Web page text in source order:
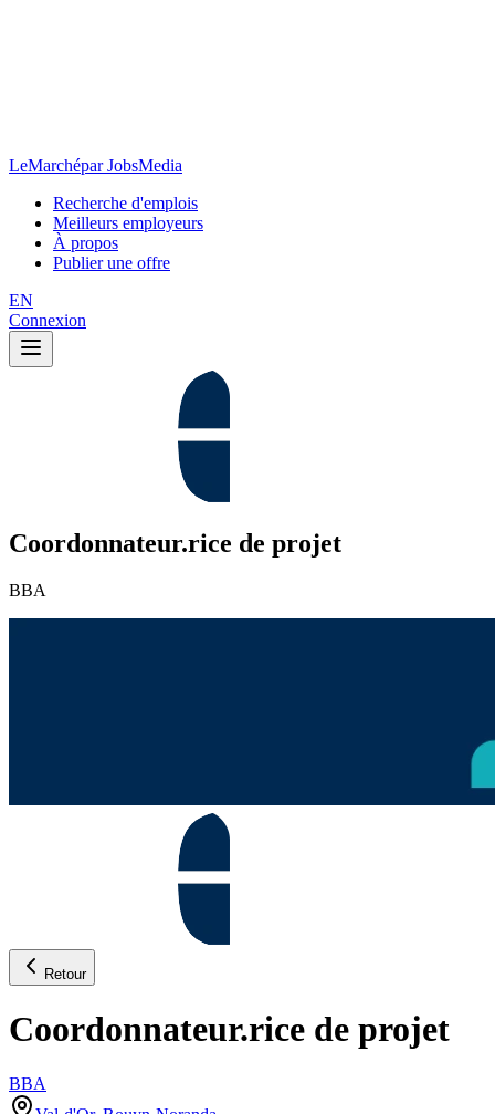
LeMarchépar JobsMedia
Recherche d'emplois
Meilleurs employeurs
À propos
Publier une offre
EN
Connexion
Coordonnateur.rice de projet
BBA
Retour
Coordonnateur.rice de projet
BBA